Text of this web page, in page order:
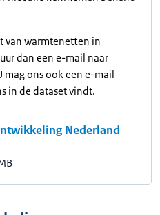
van warmtenetten in
dan een e-mail naar
mag ons ook een e-mail
in de dataset vindt.
Nederland